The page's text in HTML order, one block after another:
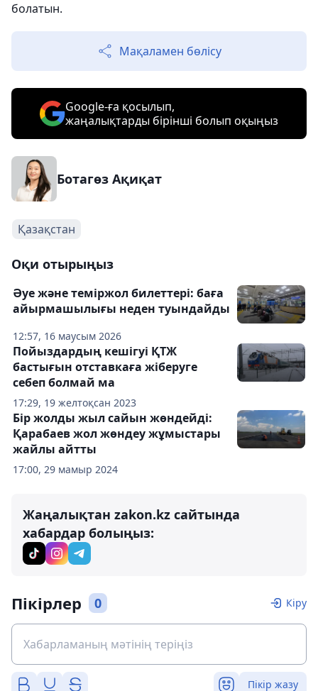
болатын.
Мақаламен бөлісу
Google-ға қосылып,
жаңалықтарды бірінші болып оқыңыз
Ботагөз Ақиқат
Қазақстан
Оқи отырыңыз
12:57, 16 маусым 2026
Әуе және теміржол билеттері: баға
айырмашылығы неден туындайды
17:29, 19 желтоқсан 2023
Пойыздардың кешігуі ҚТЖ
бастығын отставкаға жіберуге
себеп болмай ма
17:00, 29 мамыр 2024
Бір жолды жыл сайын жөндейді:
Қарабаев жол жөндеу жұмыстары
жайлы айтты
Жаңалықтан zakon.kz сайтында
хабардар болыңыз:
Пікірлер 0 Кіру
Пікір жазу